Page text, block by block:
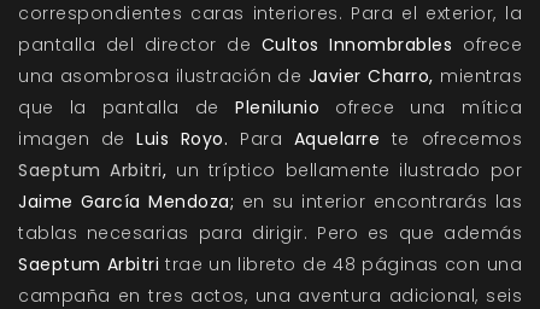
correspondientes caras interiores. Para el exterior, la
pantalla del director de Cultos Innombrables ofrece
una asombrosa ilustración de Javier Charro, mientras
que la pantalla dePlenilunio ofrece una mítica
imagen deLuis Royo. Para Aquelarre te ofrecemos
Saeptum Arbitri, un tríptico bellamente ilustrado por
Jaime García Mendoza; en su interior encontrarás las
tablas necesarias para dirigir. Pero es que además
Saeptum Arbitri trae un libreto de 48 páginas con una
campaña en tres actos, una aventura adicional, seis